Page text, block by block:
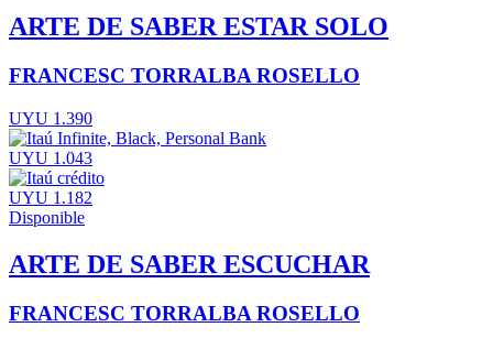
ARTE DE SABER ESTAR SOLO
FRANCESC TORRALBA ROSELLO
UYU 1.390
UYU 1.043
UYU 1.182
Disponible
ARTE DE SABER ESCUCHAR
FRANCESC TORRALBA ROSELLO